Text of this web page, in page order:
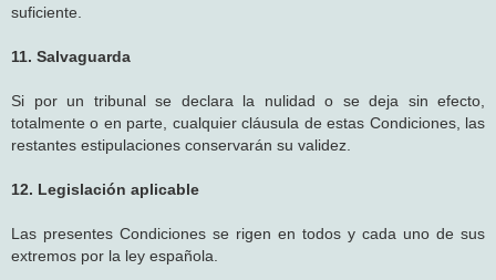
suficiente.
11. Salvaguarda
Si por un tribunal se declara la nulidad o se deja sin efecto,
totalmente o en parte, cualquier cláusula de estas Condiciones, las
restantes estipulaciones conservarán su validez.
12. Legislación aplicable
Las presentes Condiciones se rigen en todos y cada uno de sus
extremos por la ley española.